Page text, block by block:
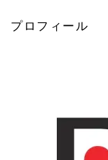
プロフィール